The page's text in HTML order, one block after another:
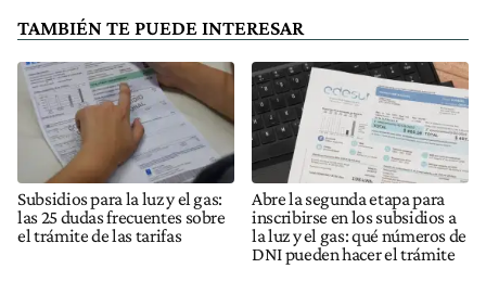
TAMBIÉN TE PUEDE INTERESAR
Subsidios para la luz y el gas:
las 25 dudas frecuentes sobre
el trámite de las tarifas
Abre la segunda etapa para
inscribirse en los subsidios a
la luz y el gas: qué números de
DNI pueden hacer el trámite